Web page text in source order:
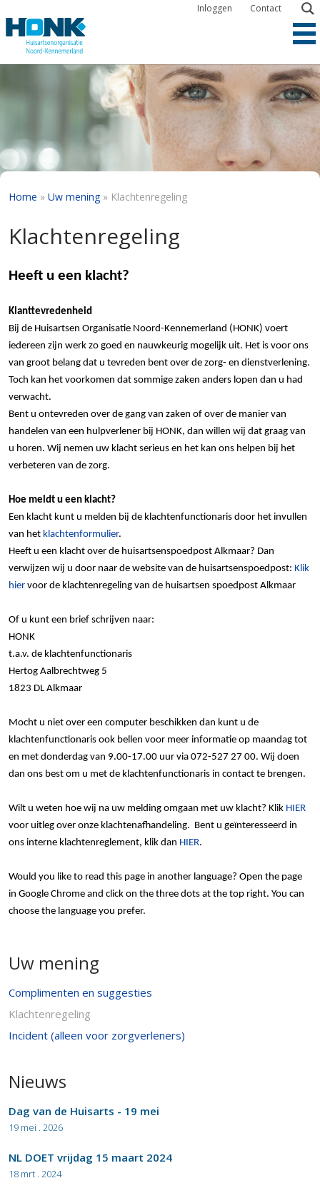
en
gaan
Inloggen Contact
Kruimelpad
Home Uw mening Klachtenregeling
Klachtenregeling
Heeft u een klacht?
Klanttevredenheid
Bij de Huisartsen Organisatie Noord-Kennemerland (HONK) voert
iedereen zijn werk zo goed en nauwkeurig mogelijk uit. Het is voor ons
van groot belang dat u tevreden bent over de zorg- en dienstverlening.
Toch kan het voorkomen dat sommige zaken anders lopen dan u had
verwacht.
Bent u ontevreden over de gang van zaken of over de manier van
handelen van een hulpverlener bij HONK, dan willen wij dat graag van
u horen. Wij nemen uw klacht serieus en het kan ons helpen bij het
verbeteren van de zorg.
Hoe meldt u een klacht?
Een klacht kunt u melden bij de klachtenfunctionaris door het invullen
van het klachtenformulier.
Heeft u een klacht over de huisartsenspoedpost Alkmaar? Dan
verwijzen wij u door naar de website van de huisartsenspoedpost: Klik
hier voor de klachtenregeling van de huisartsen spoedpost Alkmaar
Of u kunt een brief schrijven naar:
HONK
t.a.v. de klachtenfunctionaris
Hertog Aalbrechtweg 5
1823 DL Alkmaar
Mocht u niet over een computer beschikken dan kunt u de
klachtenfunctionaris ook bellen voor meer informatie op maandag tot
en met donderdag van 9.00-17.00 uur via 072-527 27 00. Wij doen
dan ons best om u met de klachtenfunctionaris in contact te brengen.
Wilt u weten hoe wij na uw melding omgaan met uw klacht? Klik HIER
voor uitleg over onze klachtenafhandeling. Bent u geïnteresseerd in
ons interne klachtenreglement, klik dan HIER.
Would you like to read this page in another language? Open the page
in Google Chrome and click on the three dots at the top right. You can
choose the language you prefer.
Uw mening
Complimenten en suggesties
Klachtenregeling
Incident (alleen voor zorgverleners)
Nieuws
Dag van de Huisarts - 19 mei
19 mei . 2026
NL DOET vrijdag 15 maart 2024
18 mrt . 2024